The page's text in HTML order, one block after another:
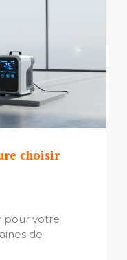
choisir
pour votre
de